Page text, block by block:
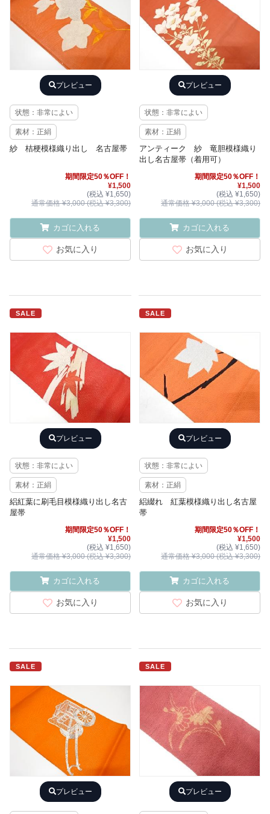
プレビュー
状態：非常によい
素材：正絹
紗 桔梗模様織り出し 名古屋帯
期間限定50％OFF！
¥1,500
(税込 ¥1,650)
通常価格 ¥3,000 (税込 ¥3,300)
カゴに入れる
お気に入り
プレビュー
状態：非常によい
素材：正絹
アンティーク 紗 竜胆模様織り
出し名古屋帯（着用可）
期間限定50％OFF！
¥1,500
(税込 ¥1,650)
通常価格 ¥3,000 (税込 ¥3,300)
カゴに入れる
お気に入り
SALE
プレビュー
状態：非常によい
素材：正絹
絽紅葉に刷毛目模様織り出し名古
屋帯
期間限定50％OFF！
¥1,500
(税込 ¥1,650)
通常価格 ¥3,000 (税込 ¥3,300)
カゴに入れる
お気に入り
SALE
プレビュー
状態：非常によい
素材：正絹
絽綴れ 紅葉模様織り出し名古屋
帯
期間限定50％OFF！
¥1,500
(税込 ¥1,650)
通常価格 ¥3,000 (税込 ¥3,300)
カゴに入れる
お気に入り
SALE
プレビュー
SALE
プレビュー